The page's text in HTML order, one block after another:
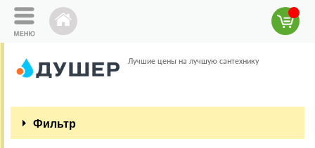
Лучшие цены на лучшую сантехнику
Фильтр